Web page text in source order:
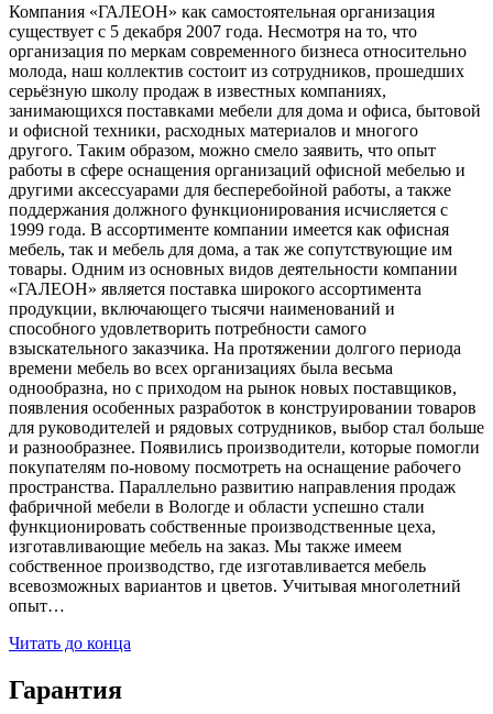
Компания «ГАЛЕОН» как самостоятельная организация
существует с 5 декабря 2007 года. Несмотря на то, что
организация по меркам современного бизнеса относительно
молода, наш коллектив состоит из сотрудников, прошедших
серьёзную школу продаж в известных компаниях,
занимающихся поставками мебели для дома и офиса, бытовой
и офисной техники, расходных материалов и многого
другого. Таким образом, можно смело заявить, что опыт
работы в сфере оснащения организаций офисной мебелью и
другими аксессуарами для бесперебойной работы, а также
поддержания должного функционирования исчисляется с
1999 года. В ассортименте компании имеется как офисная
мебель, так и мебель для дома, а так же сопутствующие им
товары. Одним из основных видов деятельности компании
«ГАЛЕОН» является поставка широкого ассортимента
продукции, включающего тысячи наименований и
способного удовлетворить потребности самого
взыскательного заказчика. На протяжении долгого периода
времени мебель во всех организациях была весьма
однообразна, но с приходом на рынок новых поставщиков,
появления особенных разработок в конструировании товаров
для руководителей и рядовых сотрудников, выбор стал больше
и разнообразнее. Появились производители, которые помогли
покупателям по-новому посмотреть на оснащение рабочего
пространства. Параллельно развитию направления продаж
фабричной мебели в Вологде и области успешно стали
функционировать собственные производственные цеха,
изготавливающие мебель на заказ. Мы также имеем
собственное производство, где изготавливается мебель
всевозможных вариантов и цветов. Учитывая многолетний
опыт…
Читать до конца
Гарантия